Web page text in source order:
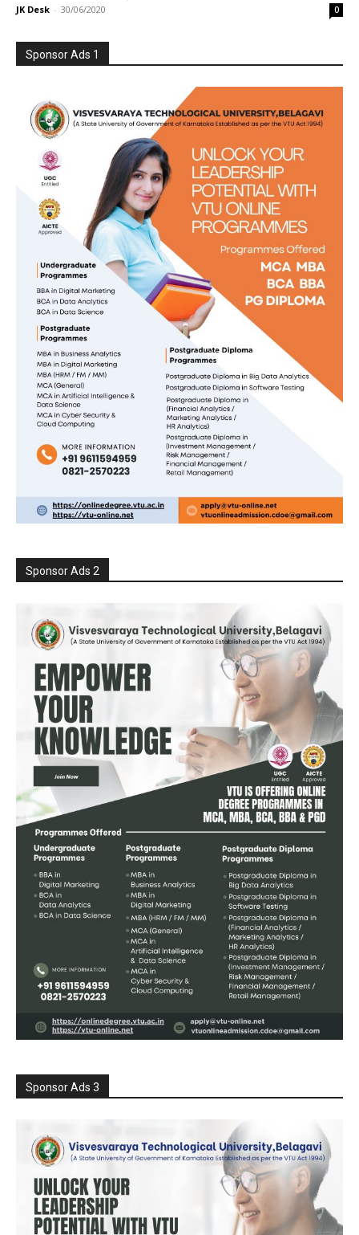
JK Desk - 30/06/2020 0
Sponsor Ads 1
Sponsor Ads 2
Sponsor Ads 3